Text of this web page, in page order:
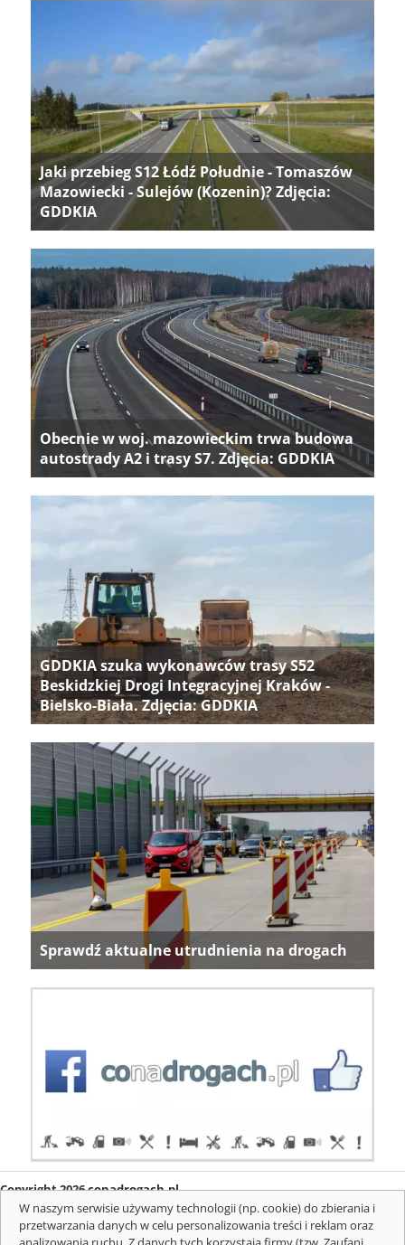
Jaki przebieg S12 Łódź Południe - Tomaszów
Mazowiecki - Sulejów (Kozenin)? Zdjęcia:
GDDKIA
Obecnie w woj. mazowieckim trwa budowa
autostrady A2 i trasy S7. Zdjęcia: GDDKIA
GDDKIA szuka wykonawców trasy S52
Beskidzkiej Drogi Integracyjnej Kraków -
Bielsko-Biała. Zdjęcia: GDDKIA
Sprawdź aktualne utrudnienia na drogach
Copyright 2026 conadrogach.pl
O firmie
Redakcja Regulamin
Informacje o cookies
Mapa serwisu
Komunikaty
W naszym serwisie używamy technologii (np. cookie) do zbierania i
przetwarzania danych w celu personalizowania treści i reklam oraz